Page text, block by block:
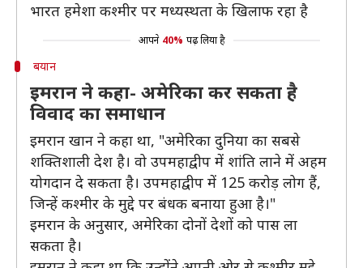
भारत हमेशा कश्मीर पर मध्यस्थता के खिलाफ रहा है
आपने 40% पढ़ लिया है
बयान
इमरान ने कहा- अमेरिका कर सकता है
विवाद का समाधान
इमरान खान ने कहा था, "अमेरिका दुनिया का सबसे
शक्तिशाली देश है। वो उपमहाद्वीप में शांति लाने में अहम
योगदान दे सकता है। उपमहाद्वीप में 125 करोड़ लोग हैं,
जिन्हें कश्मीर के मुद्दे पर बंधक बनाया हुआ है।"
इमरान के अनुसार, अमेरिका दोनों देशों को पास ला
सकता है।